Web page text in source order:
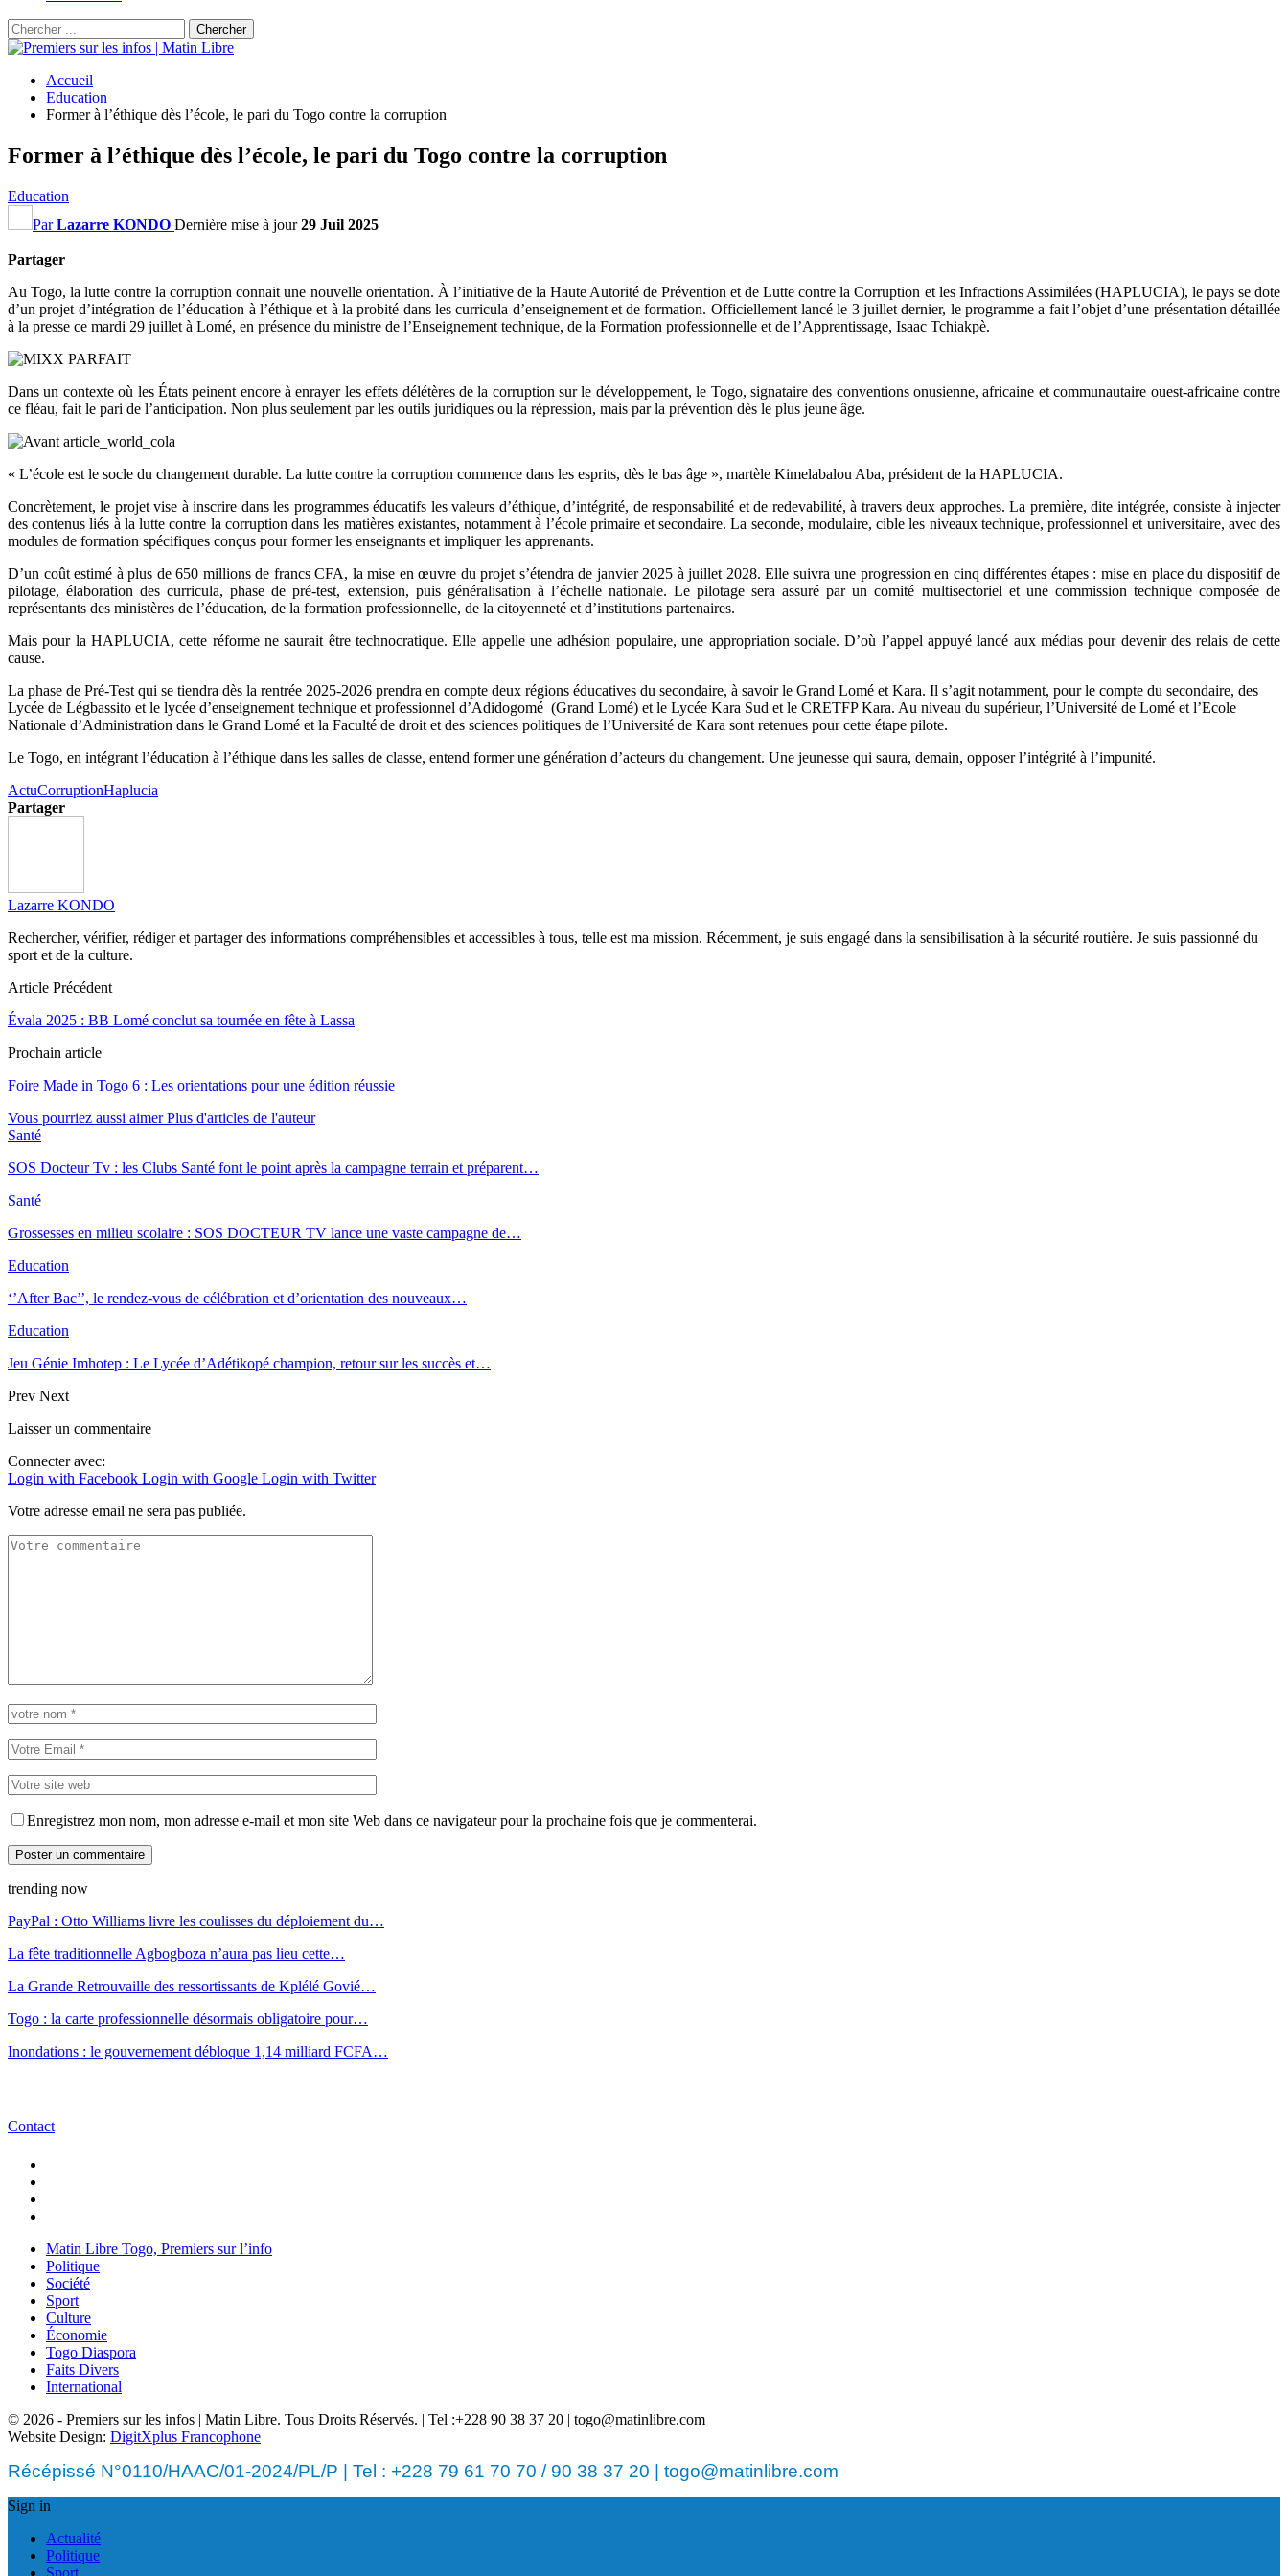
Accueil
Education
Former à l’éthique dès l’école, le pari du Togo contre la corruption
Former à l’éthique dès l’école, le pari du Togo contre la corruption
Education
ParLazarre KONDO Dernière mise à jour29 Juil 2025
Partager
Au Togo, la lutte contre la corruption connait une nouvelle orientation. À l’initiative de la Haute Autorité de Prévention et de Lutte contre la Corruption et les Infractions Assimilées (HAPLUCIA), le pays se dote
d’un projet d’intégration de l’éducation à l’éthique et à la probité dans les curricula d’enseignement et de formation. Officiellement lancé le 3 juillet dernier, le programme a fait l’objet d’une présentation détaillée
à la presse ce mardi 29 juillet à Lomé, en présence du ministre de l’Enseignement technique, de la Formation professionnelle et de l’Apprentissage, Isaac Tchiakpè.
Dans un contexte où les États peinent encore à enrayer les effets délétères de la corruption sur le développement, le Togo, signataire des conventions onusienne, africaine et communautaire ouest-africaine contre
ce fléau, fait le pari de l’anticipation. Non plus seulement par les outils juridiques ou la répression, mais par la prévention dès le plus jeune âge.
« L’école est le socle du changement durable. La lutte contre la corruption commence dans les esprits, dès le bas âge », martèle Kimelabalou Aba, président de la HAPLUCIA.
Concrètement, le projet vise à inscrire dans les programmes éducatifs les valeurs d’éthique, d’intégrité, de responsabilité et de redevabilité, à travers deux approches. La première, dite intégrée, consiste à injecter
des contenus liés à la lutte contre la corruption dans les matières existantes, notamment à l’école primaire et secondaire. La seconde, modulaire, cible les niveaux technique, professionnel et universitaire, avec des
modules de formation spécifiques conçus pour former les enseignants et impliquer les apprenants.
D’un coût estimé à plus de 650 millions de francs CFA, la mise en œuvre du projet s’étendra de janvier 2025 à juillet 2028. Elle suivra une progression en cinq différentes étapes : mise en place du dispositif de
pilotage, élaboration des curricula, phase de pré-test, extension, puis généralisation à l’échelle nationale. Le pilotage sera assuré par un comité multisectoriel et une commission technique composée de
représentants des ministères de l’éducation, de la formation professionnelle, de la citoyenneté et d’institutions partenaires.
Mais pour la HAPLUCIA, cette réforme ne saurait être technocratique. Elle appelle une adhésion populaire, une appropriation sociale. D’où l’appel appuyé lancé aux médias pour devenir des relais de cette
cause.
La phase de Pré-Test qui se tiendra dès la rentrée 2025-2026 prendra en compte deux régions éducatives du secondaire, à savoir le Grand Lomé et Kara. Il s’agit notamment, pour le compte du secondaire, des
Lycée de Légbassito et le lycée d’enseignement technique et professionnel d’Adidogomé (Grand Lomé) et le Lycée Kara Sud et le CRETFP Kara. Au niveau du supérieur, l’Université de Lomé et l’Ecole
Nationale d’Administration dans le Grand Lomé et la Faculté de droit et des sciences politiques de l’Université de Kara sont retenues pour cette étape pilote.
Le Togo, en intégrant l’éducation à l’éthique dans les salles de classe, entend former une génération d’acteurs du changement. Une jeunesse qui saura, demain, opposer l’intégrité à l’impunité.
ActuCorruptionHaplucia
Partager
Lazarre KONDO
Rechercher, vérifier, rédiger et partager des informations compréhensibles et accessibles à tous, telle est ma mission. Récemment, je suis engagé dans la sensibilisation à la sécurité routière. Je suis passionné du
sport et de la culture.
Article Précédent
Évala 2025 : BB Lomé conclut sa tournée en fête à Lassa
Prochain article
Foire Made in Togo 6 : Les orientations pour une édition réussie
Vous pourriez aussi aimer Plus d'articles de l'auteur
Santé
SOS Docteur Tv : les Clubs Santé font le point après la campagne terrain et préparent…
Santé
Grossesses en milieu scolaire : SOS DOCTEUR TV lance une vaste campagne de…
Education
‘’After Bac’’, le rendez-vous de célébration et d’orientation des nouveaux…
Education
Jeu Génie Imhotep : Le Lycée d’Adétikopé champion, retour sur les succès et…
Prev Next
Laisser un commentaire
Connecter avec:
Login with Facebook Login with Google Login with Twitter
Votre adresse email ne sera pas publiée.
Enregistrez mon nom, mon adresse e-mail et mon site Web dans ce navigateur pour la prochaine fois que je commenterai.
trending now
PayPal : Otto Williams livre les coulisses du déploiement du…
La fête traditionnelle Agbogboza n’aura pas lieu cette…
La Grande Retrouvaille des ressortissants de Kplélé Govié…
Togo : la carte professionnelle désormais obligatoire pour…
Inondations : le gouvernement débloque 1,14 milliard FCFA…
Contact
Matin Libre Togo, Premiers sur l’info
Politique
Société
Sport
Culture
Économie
Togo Diaspora
Faits Divers
International
© 2026 - Premiers sur les infos | Matin Libre. Tous Droits Réservés. | Tel :+228 90 38 37 20 | togo@matinlibre.com
Website Design: DigitXplus Francophone
Récépissé N°0110/HAAC/01-2024/PL/P | Tel : +228 79 61 70 70 / 90 38 37 20 | togo@matinlibre.com
Sign in
Actualité
Politique
Sport